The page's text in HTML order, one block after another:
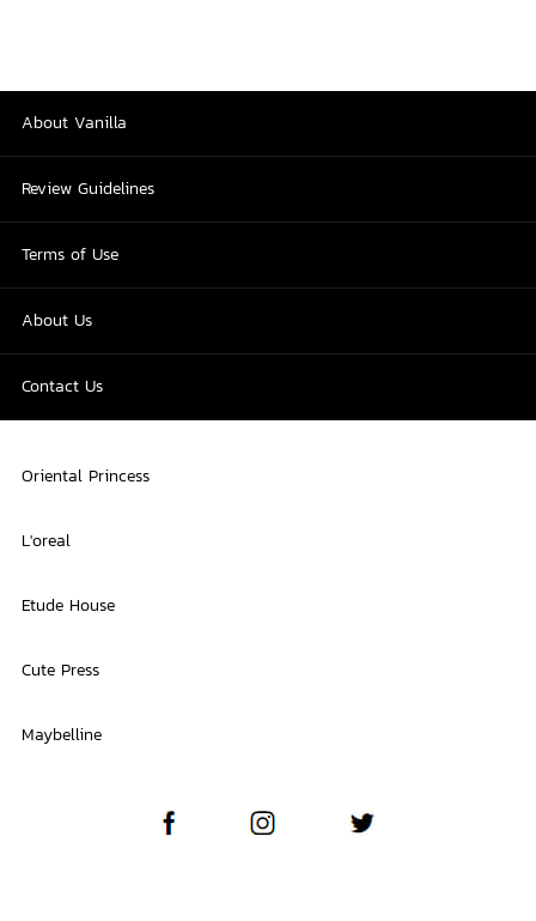
About Vanilla
Review Guidelines
Terms of Use
About Us
Contact Us
Oriental Princess
L'oreal
Etude House
Cute Press
Maybelline